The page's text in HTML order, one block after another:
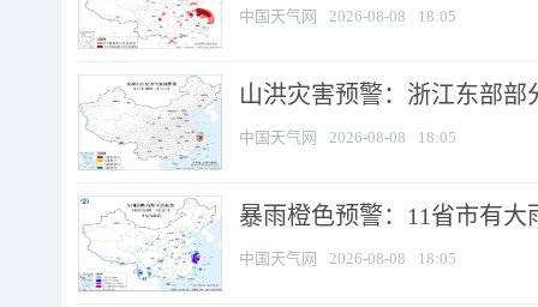
中国天气网 2026-08-08 18:05
山洪灾害预警：浙江东部
中国天气网 2026-08-08 18:05
暴雨橙色预警：11省市有
中国天气网 2026-08-08 18:05